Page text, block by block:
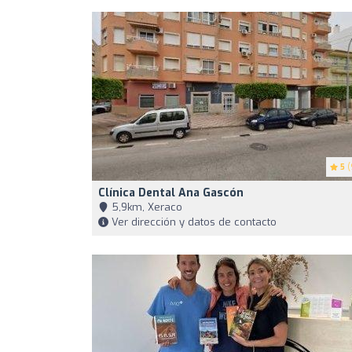
5
Clínica Dental Ana Gascón
5,9km, Xeraco
Ver dirección y datos de contacto